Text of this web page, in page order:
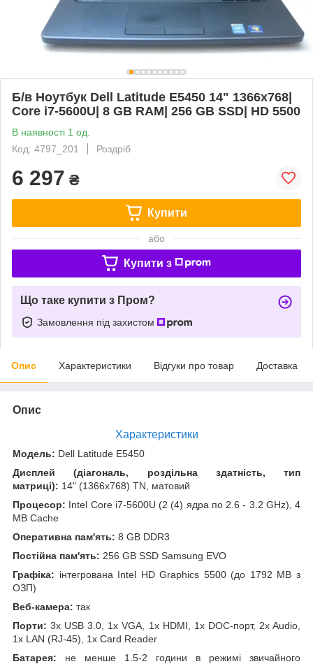
Б/в Ноутбук Dell Latitude E5450 14" 1366x768|
Core i7-5600U| 8 GB RAM| 256 GB SSD| HD 5500
В наявності 1 од.
Код: 4797_201
Роздріб
6 297 ₴
Купити
або
Купити з
Що таке купити з Пром?
Замовлення під захистом
Опис Характеристики Відгуки про товар Доставка
Опис
Характеристики
Модель: Dell Latitude E5450
Дисплей (діагональ, роздільна здатність, тип
матриці): 14" (1366x768) TN, матовий
Процесор: Intel Core i7-5600U (2 (4) ядра по 2.6 - 3.2 GHz), 4
MB Cache
Оперативна пам'ять: 8 GB DDR3
Постійна пам'ять: 256 GB SSD Samsung EVO
Графіка: інтегрована Intel HD Graphics 5500 (до 1792 MB з
ОЗП)
Веб-камера: так
Порти: 3x USB 3.0, 1x VGA, 1x HDMI, 1x DOC-порт, 2x Audio,
1x LAN (RJ-45), 1x Card Reader
Батарея: не менше 1.5-2 години в режимі звичайного